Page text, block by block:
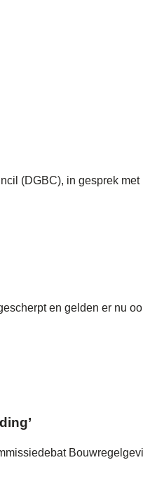
(DGBC), in gesprek met
en gelden er nu